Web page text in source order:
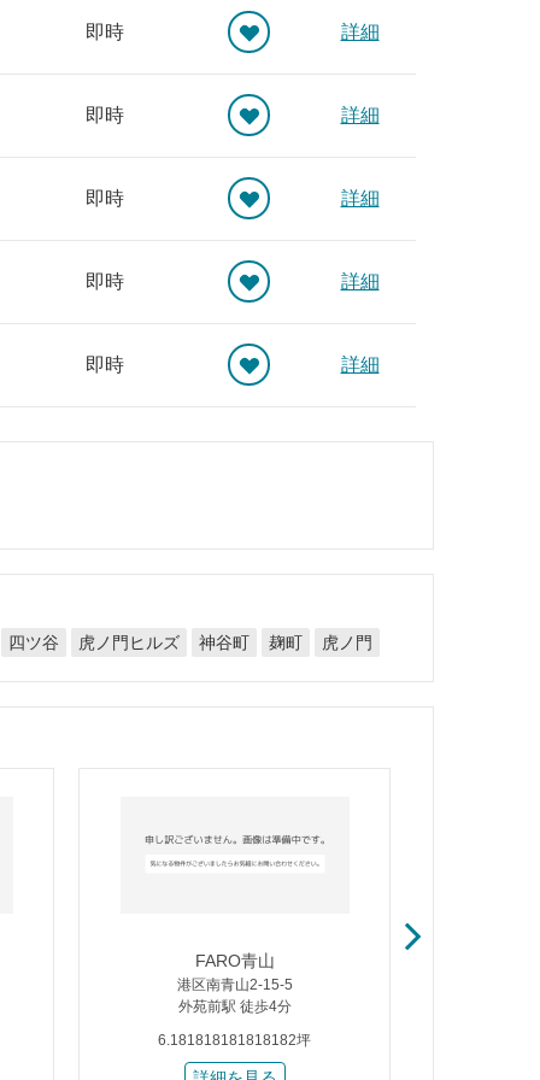
即時 詳細
即時 詳細
即時 詳細
即時 詳細
即時 詳細
四ツ谷 虎ノ門ヒルズ 神谷町 麹町 虎ノ門
FARO青山
港区南青山2-15-5
外苑前駅 徒歩4分
6.181818181818182坪